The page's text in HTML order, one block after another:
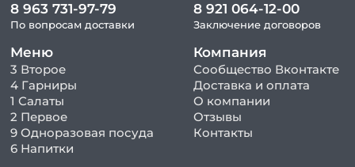
8 963 731-97-79
По вопросам доставки
Меню
3 Второе
4 Гарниры
1 Салаты
2 Первое
9 Одноразовая посуда
6 Напитки
8 921 064-12-00
Заключение договоров
Компания
Сообщество Вконтакте
Доставка и оплата
О компании
Отзывы
Контакты